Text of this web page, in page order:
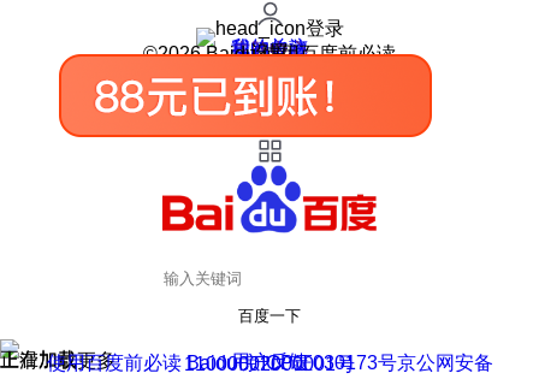
登录
我的关注
我的收藏
皮肤中心
用户反馈
设置
©2026 Baidu 使用百度前必读
百度一下
正在加载
上滑加载更多 用户反馈
使用百度前必读 Baidu 京ICP证030173号
京公网安备11000002000001号